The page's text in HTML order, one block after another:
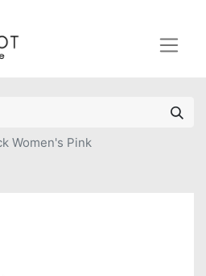
Women's Pink